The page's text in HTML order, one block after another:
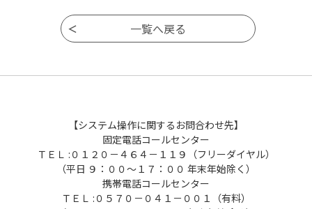
【システム操作に関するお問合わせ先】
固定電話コールセンター
ＴＥＬ :０１２０－４６４－１１９（フリーダイヤル）
（平日 ９：００～１７：００ 年末年始除く）
携帯電話コールセンター
ＴＥＬ :０５７０－０４１－００１（有料）